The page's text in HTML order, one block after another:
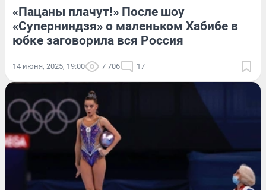
«Пацаны плачут!» После шоу
«Суперниндзя» о маленьком Хабибе в
юбке заговорила вся Россия
14 июня, 2025, 19:00 7 706 17